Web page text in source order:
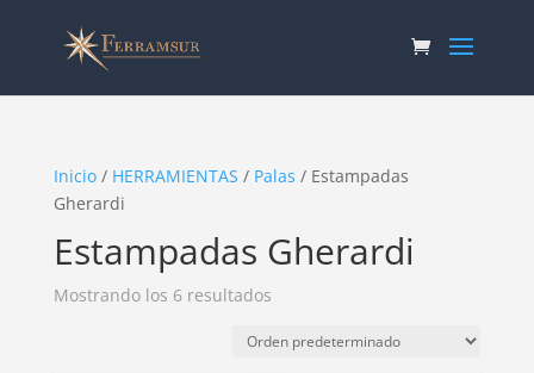
Inicio/ HERRAMIENTAS / Palas / Estampadas
Gherardi
Estampadas Gherardi
Mostrando los 6 resultados